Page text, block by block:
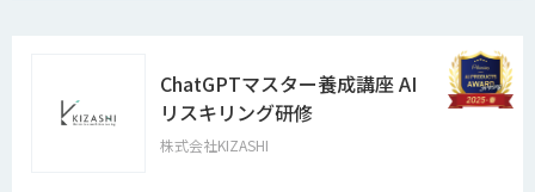
ChatGPTマスター養成講座 AI
リスキリング研修
株式会社KIZASHI